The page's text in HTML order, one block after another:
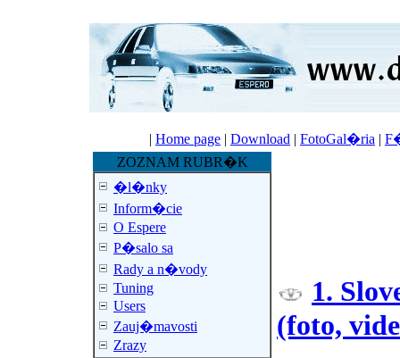
| Home page | Download | FotoGal�ria |
ZOZNAM RUBR�K
�l�nky
Inform�cie
O Espere
P�salo sa
Rady a n�vody
Tuning
Users
Zauj�mavosti
Zrazy
1.
(foto,